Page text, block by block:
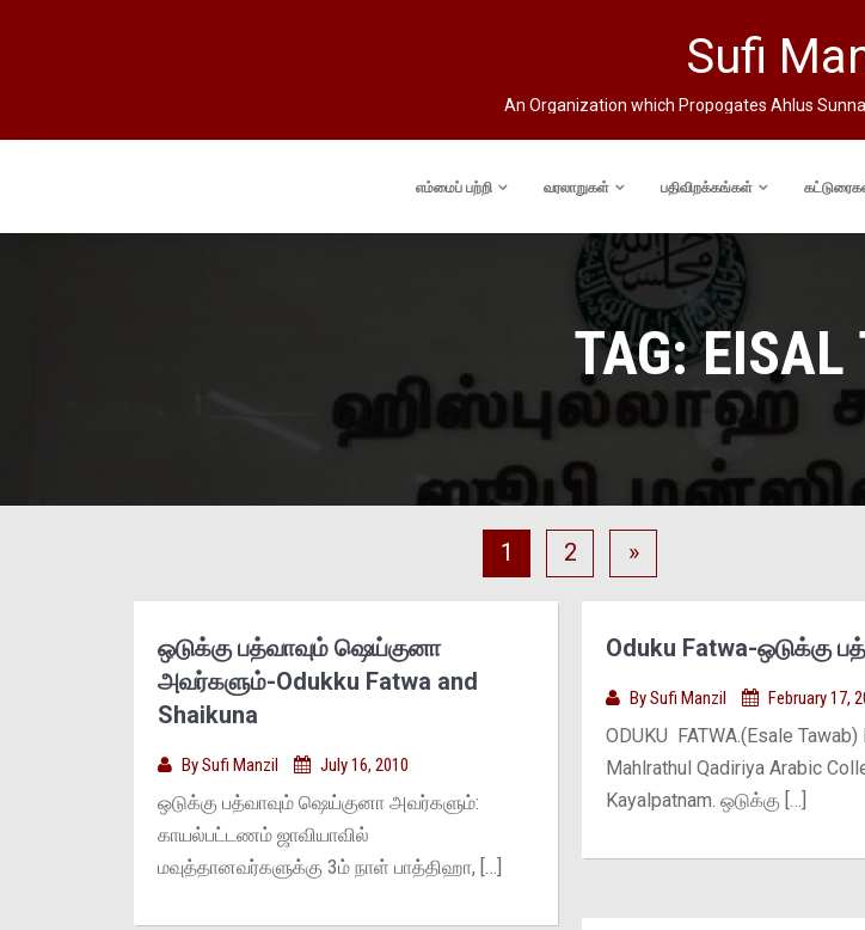
Sufi
An Organization which Propogates Ahlus
எம்மைப் பற்றி வரலாறுகள் பதிவிறக்கங்கள்
TAG:EISAL
1 2 »
ஒடுக்கு பத்வாவும் ஷெய்குனா
அவர்களும்-Odukku Fatwa and
Shaikuna
BySufi Manzil July 16, 2010
ஒடுக்கு பத்வாவும் ஷெய்குனா அவர்களும்:
காயல்பட்டணம் ஜாவியாவில்
மவுத்தானவர்களுக்கு 3ம் நாள் பாத்திஹா, […]
Oduku Fatwa-ஒடுக்கு
BySufi Manzil February 17,
ODUKU FATWA.(Esale Tawab)
Mahlrathul Qadiriya Arabic
Kayalpatnam. ஒடுக்கு […]